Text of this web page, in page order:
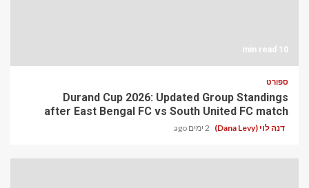
10 min read
ספורט
Durand Cup 2026: Updated Group Standings
after East Bengal FC vs South United FC match
דנה לוי (Dana Levy) 2 ימים ago